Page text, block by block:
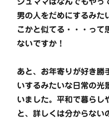
シュママはなんでもやっ
男の人をだめにするみた
こかと似てる・・・って
ないですか！
あと、お年寄りが好き勝
いするみたいな日常の光
いました。平和で暮らし
と、詳しくは分からない